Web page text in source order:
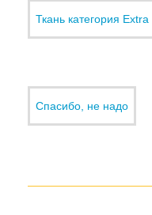
Ткань категория Еxtra
Спасибо, не надо